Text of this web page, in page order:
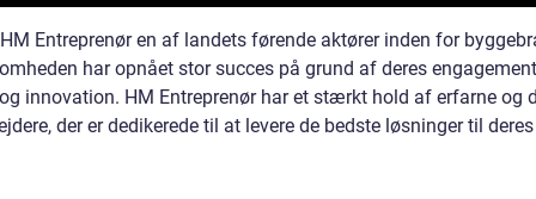
Entreprenør en af landets førende aktører inden for
har opnået stor succes på grund af deres
innovation. HM Entreprenør har et stærkt hold af erfarne og
der er dedikerede til at levere de bedste løsninger til